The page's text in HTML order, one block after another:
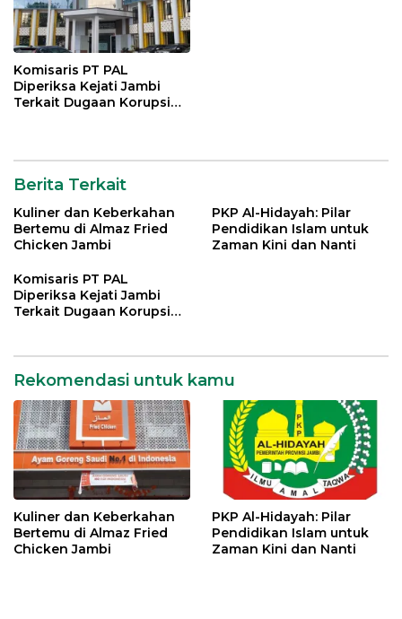
Komisaris PT PAL
Diperiksa Kejati Jambi
Terkait Dugaan Korupsi
Berita Terkait
Kuliner dan Keberkahan
Bertemu di Almaz Fried
Chicken Jambi
PKP Al-Hidayah: Pilar
Pendidikan Islam untuk
Zaman Kini dan Nanti
Komisaris PT PAL
Diperiksa Kejati Jambi
Terkait Dugaan Korupsi
Rekomendasi untuk kamu
Kuliner dan Keberkahan
Bertemu di Almaz Fried
Chicken Jambi
PKP Al-Hidayah: Pilar
Pendidikan Islam untuk
Zaman Kini dan Nanti